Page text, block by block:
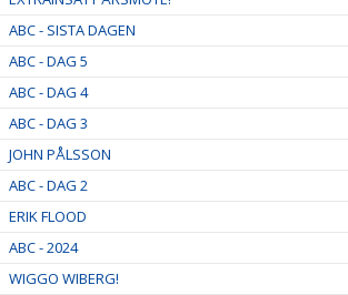
ABC - SISTA DAGEN
ABC - DAG 5
ABC - DAG 4
ABC - DAG 3
JOHN PÅLSSON
ABC - DAG 2
ERIK FLOOD
ABC - 2024
WIGGO WIBERG!